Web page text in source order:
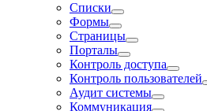
Списки
Формы
Страницы
Порталы
Контроль доступа
Контроль пользователей
Аудит системы
Коммуникация